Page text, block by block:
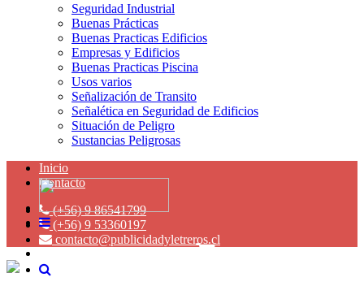
Seguridad Industrial
Buenas Prácticas
Buenas Practicas Edificios
Empresas y Edificios
Buenas Practicas Piscina
Usos varios
Señalización de Transito
Señalética en Seguridad de Edificios
Situación de Peligro
Sustancias Peligrosas
Inicio
Contacto
(+56) 9 86541799
(+56) 9 53360197
contacto@publicidadyletreros.cl